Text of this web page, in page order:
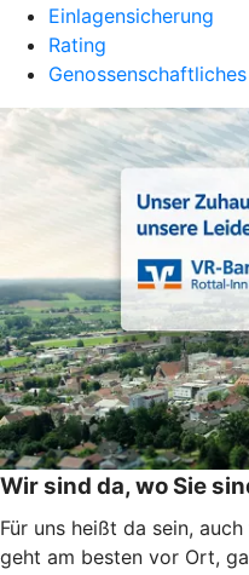
Einlagensicherung
Rating
Wir sind da, wo Sie
Für uns heißt da sein,
geht am besten vor Ort,